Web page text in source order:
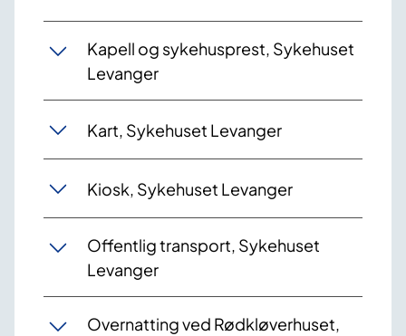
Kapell og sykehusprest, Sykehuset
Levanger
Kart, Sykehuset Levanger
Kiosk, Sykehuset Levanger
Offentlig transport, Sykehuset
Levanger
Overnatting ved Rødkløverhuset,